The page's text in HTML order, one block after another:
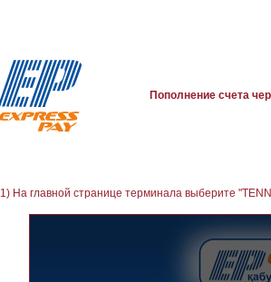
Пополнение счета
1) На главной странице терминала выберите